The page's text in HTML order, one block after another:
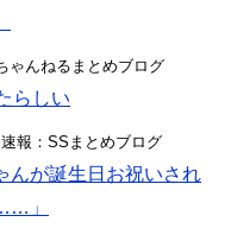
ゃんねるまとめブログ
らしい
報：SSまとめブログ
んが誕生日お祝いされ
」